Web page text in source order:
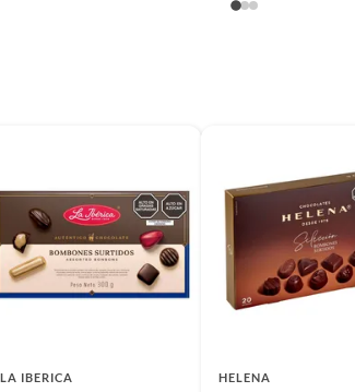
LA IBERICA HELENA